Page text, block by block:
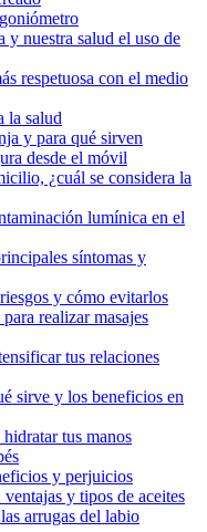
y nuestra salud el uso de
respetuosa con el medio
la salud
y para qué sirven
desde el móvil
¿cuál se considera la
lumínica en el
síntomas y
y cómo evitarlos
realizar masajes
tus relaciones
sirve y los beneficios en
tus manos
y perjuicios
y tipos de aceites
arrugas del labio